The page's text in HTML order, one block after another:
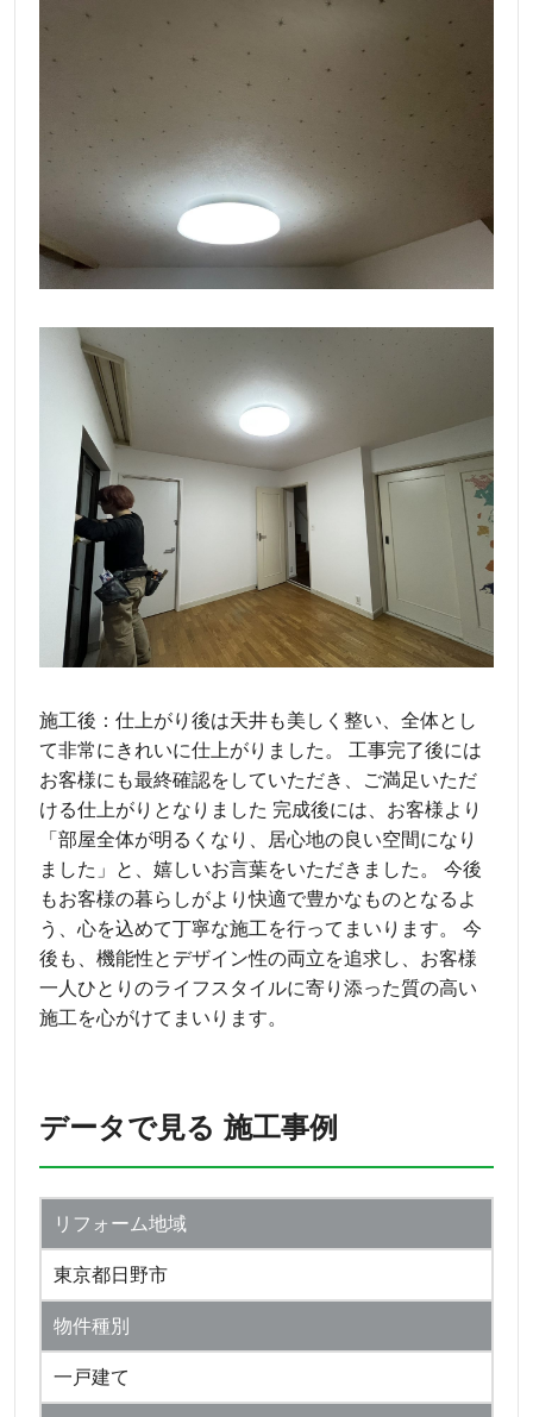
施工後：仕上がり後は天井も美しく整い、全体とし
て非常にきれいに仕上がりました。 工事完了後には
お客様にも最終確認をしていただき、ご満足いただ
ける仕上がりとなりました 完成後には、お客様より
「部屋全体が明るくなり、居心地の良い空間になり
ました」と、嬉しいお言葉をいただきました。 今後
もお客様の暮らしがより快適で豊かなものとなるよ
う、心を込めて丁寧な施工を行ってまいります。 今
後も、機能性とデザイン性の両立を追求し、お客様
一人ひとりのライフスタイルに寄り添った質の高い
施工を心がけてまいります。
データで見る 施工事例
リフォーム地域
東京都日野市
物件種別
一戸建て